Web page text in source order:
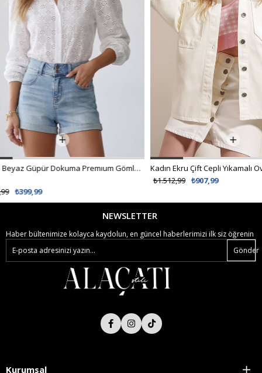
Kadın Ekru Çift Cepli Yıkamalı Oversize Denim Ceket ALC-X8152
NEWSLETTER
Haber bültenimize kolayca kaydolun, en güncel haberlerimizi ilk siz öğrenin
Gönder
Kurumsal